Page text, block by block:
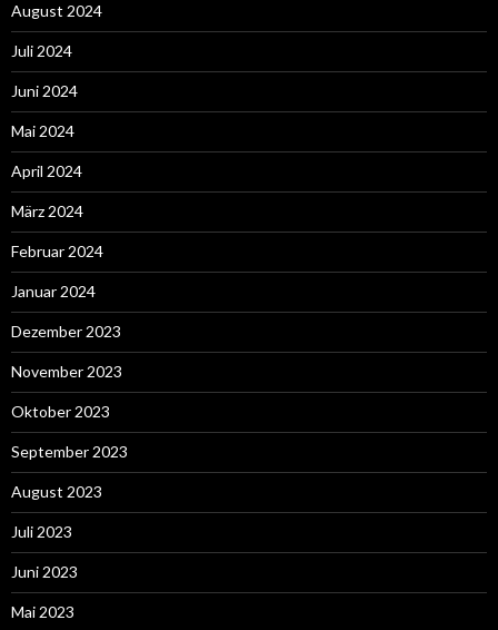
August 2024
Juli 2024
Juni 2024
Mai 2024
April 2024
März 2024
Februar 2024
Januar 2024
Dezember 2023
November 2023
Oktober 2023
September 2023
August 2023
Juli 2023
Juni 2023
Mai 2023